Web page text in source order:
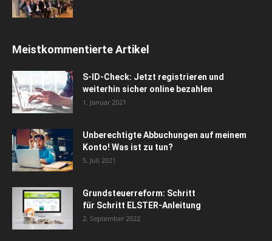
Meistkommentierte Artikel
S-ID-Check: Jetzt registrieren und
weiterhin sicher online bezahlen
1. Januar 2021
Unberechtigte Abbuchungen auf meinem
Konto! Was ist zu tun?
5. Juli 2021
Grundsteuerreform: Schritt
für Schritt ELSTER-Anleitung
2. September 2022